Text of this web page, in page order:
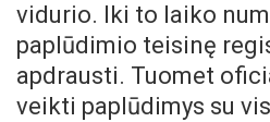
vidurio. Iki to laiko
paplūdimio teisinę
apdrausti. Tuomet
veikti paplūdimys su